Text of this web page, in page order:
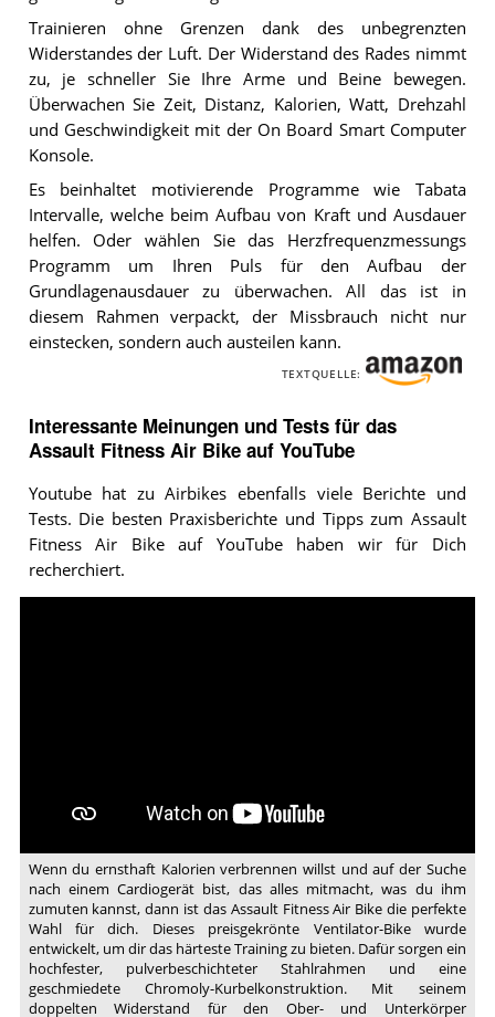
Trainieren ohne Grenzen dank des unbegrenzten
Widerstandes der Luft. Der Widerstand des Rades nimmt
zu, je schneller Sie Ihre Arme und Beine bewegen.
Überwachen Sie Zeit, Distanz, Kalorien, Watt, Drehzahl
und Geschwindigkeit mit der On Board Smart Computer
Konsole.
Es beinhaltet motivierende Programme wie Tabata
Intervalle, welche beim Aufbau von Kraft und Ausdauer
helfen. Oder wählen Sie das Herzfrequenzmessungs
Programm um Ihren Puls für den Aufbau der
Grundlagenausdauer zu überwachen. All das ist in
diesem Rahmen verpackt, der Missbrauch nicht nur
einstecken, sondern auch austeilen kann.
TEXTQUELLE:
Interessante Meinungen und Tests für das
Assault Fitness Air Bike auf YouTube
Youtube hat zu Airbikes ebenfalls viele Berichte und
Tests. Die besten Praxisberichte und Tipps zum Assault
Fitness Air Bike auf YouTube haben wir für Dich
recherchiert.
Wenn du ernsthaft Kalorien verbrennen willst und auf der Suche
nach einem Cardiogerät bist, das alles mitmacht, was du ihm
zumuten kannst, dann ist das Assault Fitness Air Bike die perfekte
Wahl für dich. Dieses preisgekrönte Ventilator-Bike wurde
entwickelt, um dir das härteste Training zu bieten. Dafür sorgen ein
hochfester, pulverbeschichteter Stahlrahmen und eine
geschmiedete Chromoly-Kurbelkonstruktion. Mit seinem
doppelten Widerstand für den Ober- und Unterkörper